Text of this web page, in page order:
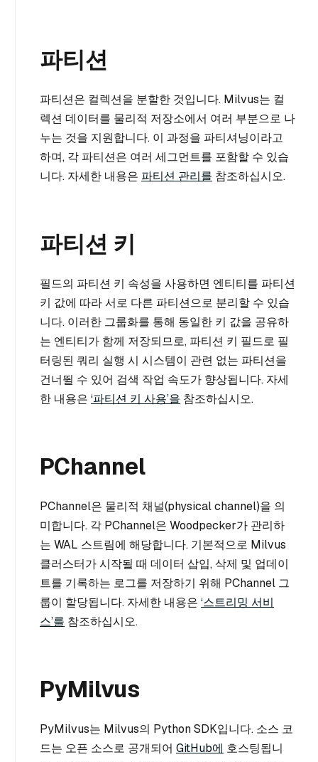
파티션
파티션은 컬렉션을 분할한 것입니다. Milvus는 컬
렉션 데이터를 물리적 저장소에서 여러 부분으로 나
누는 것을 지원합니다. 이 과정을 파티셔닝이라고
하며, 각 파티션은 여러 세그먼트를 포함할 수 있습
니다. 자세한 내용은 파티션 관리를 참조하십시오.
파티션 키
필드의 파티션 키 속성을 사용하면 엔티티를 파티션
키 값에 따라 서로 다른 파티션으로 분리할 수 있습
니다. 이러한 그룹화를 통해 동일한 키 값을 공유하
는 엔티티가 함께 저장되므로, 파티션 키 필드로 필
터링된 쿼리 실행 시 시스템이 관련 없는 파티션을
건너뛸 수 있어 검색 작업 속도가 향상됩니다. 자세
한 내용은 ‘파티션 키 사용’을 참조하십시오.
PChannel
PChannel은 물리적 채널(physical channel)을 의
미합니다. 각 PChannel은 Woodpecker가 관리하
는 WAL 스트림에 해당합니다. 기본적으로 Milvus
클러스터가 시작될 때 데이터 삽입, 삭제 및 업데이
트를 기록하는 로그를 저장하기 위해 PChannel 그
룹이 할당됩니다. 자세한 내용은 ‘스트리밍 서비
스’를 참조하십시오.
PyMilvus
PyMilvus는 Milvus의 Python SDK입니다. 소스 코
드는 오픈 소스로 공개되어 GitHub에 호스팅됩니